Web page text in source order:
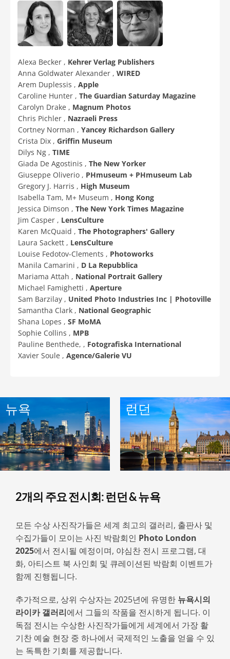
Alexa Becker , Kehrer Verlag Publishers
Anna Goldwater Alexander , WIRED
Arem Duplessis , Apple
Caroline Hunter , The Guardian Saturday Magazine
Carolyn Drake , Magnum Photos
Chris Pichler , Nazraeli Press
Cortney Norman , Yancey Richardson Gallery
Crista Dix , Griffin Museum
Dilys Ng , TIME
Giada De Agostinis , The New Yorker
Giuseppe Oliverio , PHmuseum + PHmuseum Lab
Gregory J. Harris , High Museum
Isabella Tam, M+ Museum , Hong Kong
Jessica Dimson , The New York Times Magazine
Jim Casper , LensCulture
Karen McQuaid , The Photographers' Gallery
Laura Sackett , LensCulture
Louise Fedotov-Clements , Photoworks
Manila Camarini , D La Repubblica
Mariama Attah , National Portrait Gallery
Michael Famighetti , Aperture
Sam Barzilay , United Photo Industries Inc | Photoville
Samantha Clark , National Geographic
Shana Lopes , SF MoMA
Sophie Collins , MPB
Pauline Benthede, , Fotografiska International
Xavier Soule , Agence/Galerie VU
뉴욕 런던
2개의 주요 전시회: 런던 & 뉴욕
모든 수상 사진작가들은 세계 최고의 갤러리, 출판사 및
수집가들이 모이는 사진 박람회인 Photo London
2025에서 전시될 예정이며, 야심찬 전시 프로그램, 대
화, 아티스트 북 사인회 및 큐레이션된 박람회 이벤트가
함께 진행됩니다.
추가적으로, 상위 수상자는 2025년에 유명한 뉴욕시의
라이카 갤러리에서 그들의 작품을 전시하게 됩니다. 이
독점 전시는 수상한 사진작가들에게 세계에서 가장 활
기찬 예술 현장 중 하나에서 국제적인 노출을 얻을 수 있
는 독특한 기회를 제공합니다.